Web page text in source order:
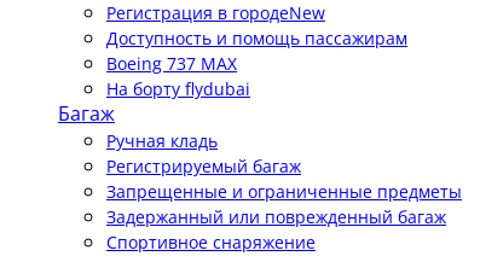
Регистрация в городеNew
Доступность и помощь пассажирам
Boeing 737 MAX
На борту flydubai
Багаж
Ручная кладь
Регистрируемый багаж
Запрещенные и ограниченные предметы
Задержанный или поврежденный багаж
Спортивное снаряжение